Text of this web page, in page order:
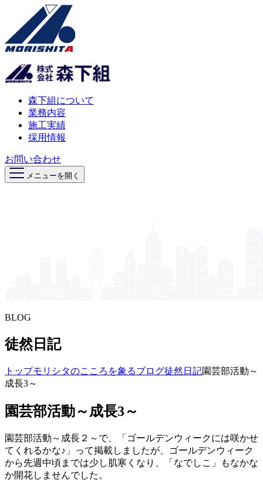
森下組について
業務内容
施工実績
採用情報
お問い合わせ
メニューを開く
BLOG
徒然日記
トップモリシタの​こころを​象る​ブログ徒然日記園芸部活動～
成長3～
園芸部活動～成長3～
園芸部活動～成長２～で、「ゴールデンウィークには咲かせ
てくれるかな♪」って掲載しましたが、ゴールデンウィーク
から先週中頃までは少し肌寒くなり、「なでしこ」もなかな
か開花しませんでした。